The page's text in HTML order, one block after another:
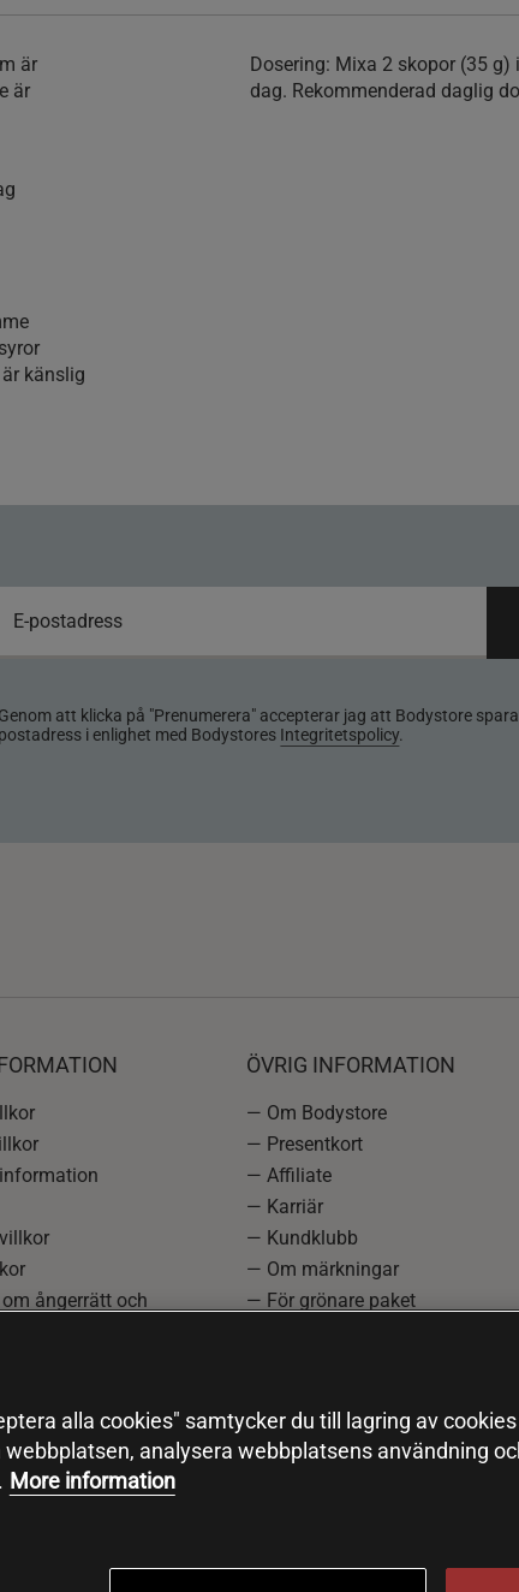
är
är
känslig
Dosering: Mixa 2 skopor (35 g)
dag. Rekommenderad daglig
Genom att klicka på "Prenumerera" accepterar jag att Bodystore
postadress i enlighet med Bodystores Integritetspolicy.
ångerrätt och
ÖVRIG INFORMATION
— Om Bodystore
— Presentkort
— Affiliate
— Karriär
— Kundklubb
— Om märkningar
— För grönare paket
alla cookies" samtycker du till lagring av
analysera webbplatsens användning
More information